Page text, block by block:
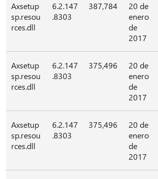
Axsetup
sp.resou
rces.dll
6.2.147
.8303
387,784
20 de
enero
de
2017
Axsetup
sp.resou
rces.dll
6.2.147
.8303
375,496
20 de
enero
de
2017
Axsetup
sp.resou
rces.dll
6.2.147
.8303
375,496
20 de
enero
de
2017